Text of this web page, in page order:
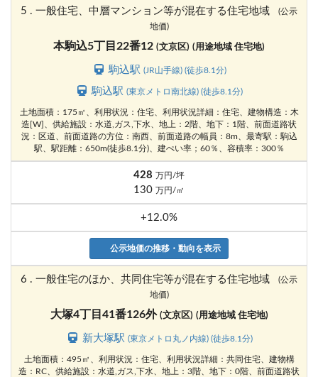
5 . 一般住宅、中層マンション等が混在する住宅地域
(公示
地価)
本駒込5丁目22番12 (文京区) (用途地域 住宅地)
駒込駅 (JR山手線) (徒歩8.1分)
駒込駅(東京メトロ南北線) (徒歩8.1分)
土地面積：175㎡、利用状況：住宅、利用状況詳細：住宅、建物構造：木
造[W]、供給施設：水道,ガス,下水、地上：2階、地下：1階、前面道路状
況：区道、前面道路の方位：南西、前面道路の幅員：8m、最寄駅：駒込
駅、駅距離：650m(徒歩8.1分)、建ぺい率；60％、容積率：300％
428 万円/坪
130 万円/㎡
+12.0%
公示地価の推移・動向を表示
6 . 一般住宅のほか、共同住宅等が混在する住宅地域
(公示
地価)
大塚4丁目41番126外 (文京区) (用途地域 住宅地)
新大塚駅 (東京メトロ丸ノ内線) (徒歩8.1分)
土地面積：495㎡、利用状況：住宅、利用状況詳細：共同住宅、建物構
造：RC、供給施設：水道,ガス,下水、地上：3階、地下：0階、前面道路状